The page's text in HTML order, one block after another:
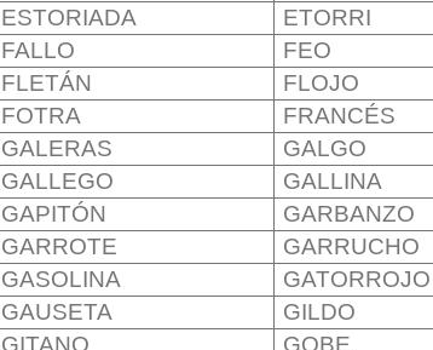
ESTORIADA
ETORRI
FALLO
FEO
FLETÁN
FLOJO
FOTRA
FRANCÉS
GALERAS
GALGO
GALLEGO
GALLINA
GAPITÓN
GARBANZO
GARROTE
GARRUCHO
GASOLINA
GATORROJO
GAUSETA
GILDO
GITANO
GOBE